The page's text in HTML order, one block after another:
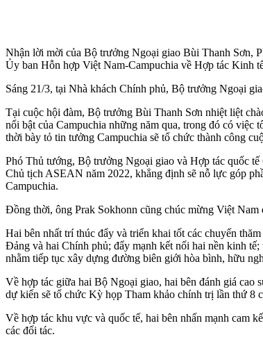
Nhận lời mời của Bộ trưởng Ngoại giao Bùi Thanh Sơn,
Ủy ban Hỗn hợp Việt Nam-Campuchia về Hợp tác Kinh
Sáng 21/3, tại Nhà khách Chính phủ, Bộ trưởng Ngoại
Tại cuộc hội đàm, Bộ trưởng Bùi Thanh Sơn nhiệt liệt
nổi bật của Campuchia những năm qua, trong đó có
thời bày tỏ tin tưởng Campuchia sẽ tổ chức thành công
Phó Thủ tướng, Bộ trưởng Ngoại giao và Hợp tác quốc
Chủ tịch ASEAN năm 2022, khẳng định sẽ nỗ lực góp
Campuchia.
Đồng thời, ông Prak Sokhonn cũng chúc mừng Việt Nam
Hai bên nhất trí thúc đẩy và triển khai tốt các chuyến
Đảng và hai Chính phủ; đẩy mạnh kết nối hai nền kinh
nhằm tiếp tục xây dựng đường biên giới hòa bình, hữu
Về hợp tác giữa hai Bộ Ngoại giao, hai bên đánh giá cao
dự kiến sẽ tổ chức Kỳ họp Tham khảo chính trị lần thứ 8
Về hợp tác khu vực và quốc tế, hai bên nhấn mạnh cam
các đối tác.